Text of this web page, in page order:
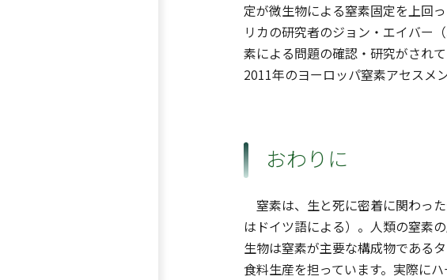
定が微生物による窒素固定を上回
リカの研究者のジョン・エイバー
素による問題の確認・研究がされ
2011年のヨーロッパ窒素アセスメ
おわりに
窒素は、生と死に密着に関わっ
はドイツ語による）。人類の窒素
生物は窒素が主要な構成物である
食料生産を担っています。実際に